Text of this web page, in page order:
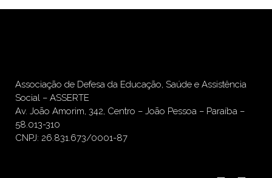
Associação de Defesa da Educação, Saúde e Assistência
Social – ASSERTE
Av. João Amorim, 342, Centro – João Pessoa – Paraíba –
58.013-310
CNPJ: 26.831.673/0001-87